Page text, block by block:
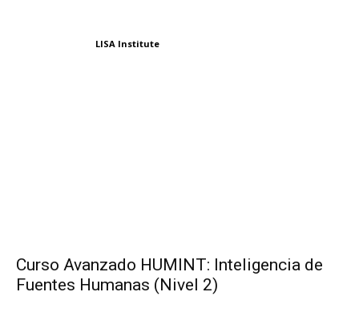
LISA Institute
Curso Avanzado HUMINT: Inteligencia de
Fuentes Humanas (Nivel 2)